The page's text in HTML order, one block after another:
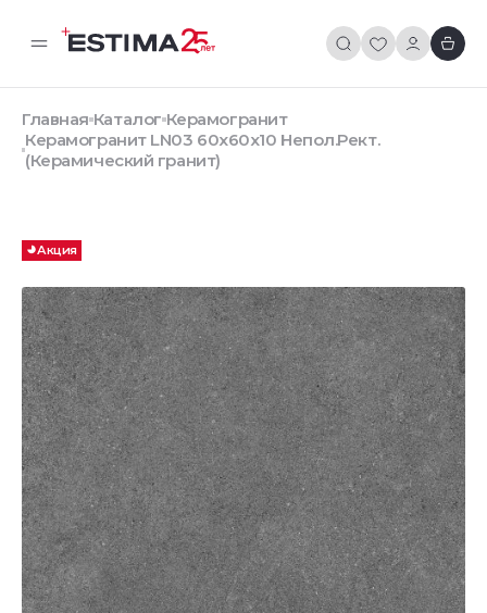
Главная Каталог Керамогранит
Керамогранит LN03 60x60x10 Непол.Рект.
(Керамический гранит)
Акция